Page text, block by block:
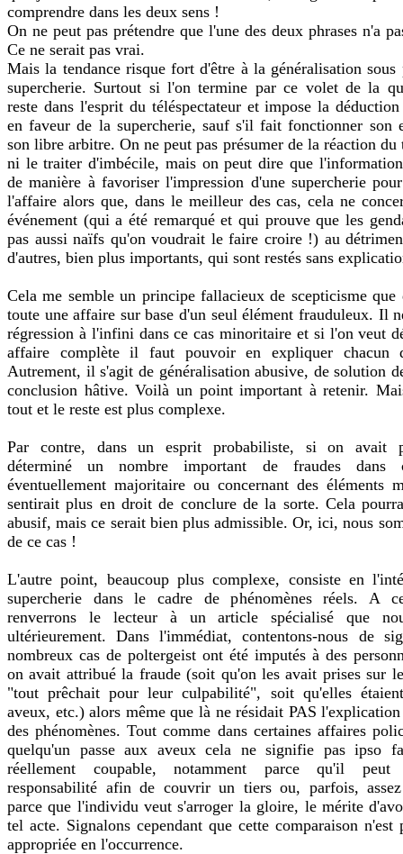
comprendre dans les deux sens !
On ne peut pas prétendre que l'une des deux phrases n'a
Ce ne serait pas vrai.
Mais la tendance risque fort d'être à la généralisation sous
supercherie. Surtout si l'on termine par ce volet de la
reste dans l'esprit du téléspectateur et impose la
en faveur de la supercherie, sauf s'il fait fonctionner son
son libre arbitre. On ne peut pas présumer de la réaction du
ni le traiter d'imbécile, mais on peut dire que l'information
de manière à favoriser l'impression d'une supercherie
l'affaire alors que, dans le meilleur des cas, cela ne
événement (qui a été remarqué et qui prouve que les
pas aussi naïfs qu'on voudrait le faire croire !) au
d'autres, bien plus importants, qui sont restés sans
Cela me semble un principe fallacieux de scepticisme que
toute une affaire sur base d'un seul élément frauduleux. Il
régression à l'infini dans ce cas minoritaire et si l'on veut
affaire complète il faut pouvoir en expliquer chacun
Autrement, il s'agit de généralisation abusive, de solution
conclusion hâtive. Voilà un point important à retenir.
tout et le reste est plus complexe.
Par contre, dans un esprit probabiliste, si on avait
déterminé un nombre important de fraudes dans
éventuellement majoritaire ou concernant des éléments
sentirait plus en droit de conclure de la sorte. Cela
abusif, mais ce serait bien plus admissible. Or, ici, nous
de ce cas !
L'autre point, beaucoup plus complexe, consiste en
supercherie dans le cadre de phénomènes réels. A
renverrons le lecteur à un article spécialisé que
ultérieurement. Dans l'immédiat, contentons-nous de
nombreux cas de poltergeist ont été imputés à des
on avait attribué la fraude (soit qu'on les avait prises sur
"tout prêchait pour leur culpabilité", soit qu'elles
aveux, etc.) alors même que là ne résidait PAS
des phénomènes. Tout comme dans certaines affaires
quelqu'un passe aux aveux cela ne signifie pas ipso
réellement coupable, notamment parce qu'il peut
responsabilité afin de couvrir un tiers ou, parfois, assez
parce que l'individu veut s'arroger la gloire, le mérite
tel acte. Signalons cependant que cette comparaison
appropriée en l'occurrence.